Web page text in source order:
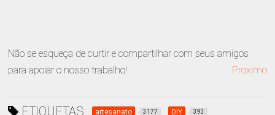
Não se esqueça de curtir e compartilhar com seus amigos
para apoiar o nosso trabalho!
Proximo
ETIQUETAS: artesanato 3177 DIY 393